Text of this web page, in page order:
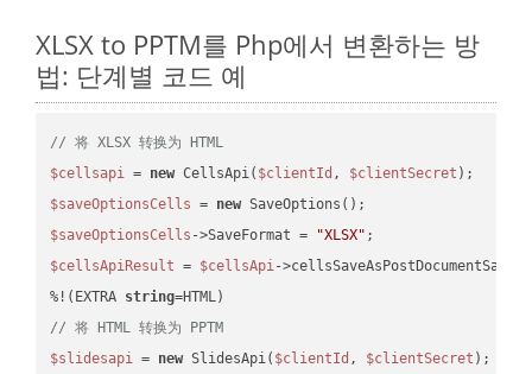
XLSX to PPTM를 Php에서 변환하는 방
법: 단계별 코드 예
// 将 XLSX 转换为 HTML
$cellsapi = new CellsApi( $clientId , $clientSecret
$saveOptionsCells = new
$saveOptionsCells ->SaveFormat = "XLSX"
$cellsApiResult = $cellsApi-
%!(EXTRA string
// 将 HTML 转换为 PPTM
$slidesapi = new SlidesApi( $clientId , $clientSecret